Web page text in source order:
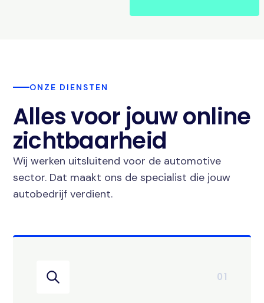
ONZE DIENSTEN
Alles voor jouw online
zichtbaarheid
Wij werken uitsluitend voor de automotive
sector. Dat maakt ons de specialist die jouw
autobedrijf verdient.
01